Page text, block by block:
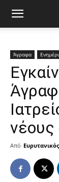
Άγραφα
νέους
Από